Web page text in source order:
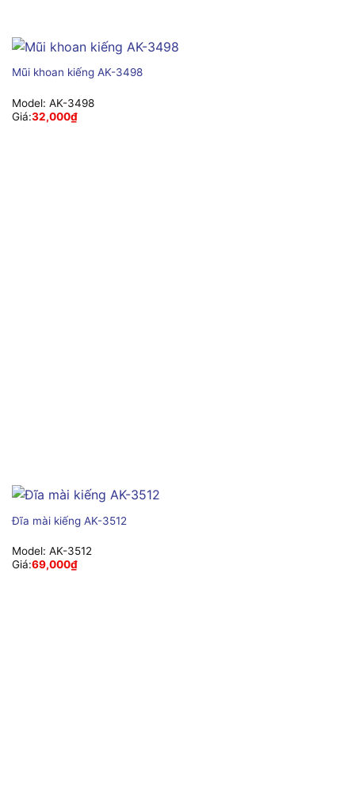
Mũi khoan kiếng AK-3498
Model: AK-3498
Giá:32,000₫
Đĩa mài kiếng AK-3512
Model: AK-3512
Giá:69,000₫